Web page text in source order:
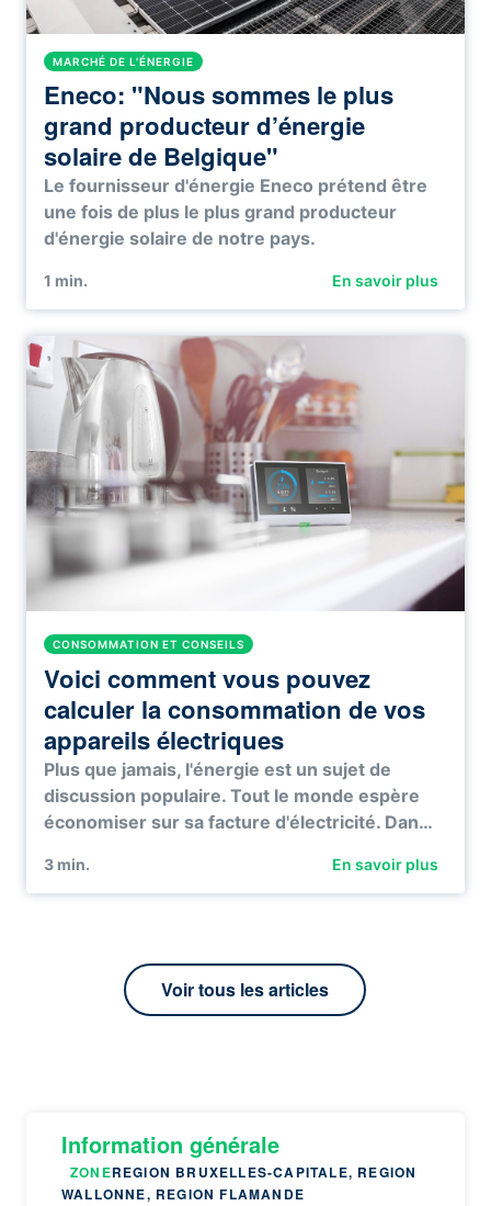
MARCHÉ DE L'ÉNERGIE
Eneco: "Nous sommes le plus
grand producteur d’énergie
solaire de Belgique"
Le fournisseur d'énergie Eneco prétend être
une fois de plus le plus grand producteur
d'énergie solaire de notre pays.
1 min. En savoir plus
CONSOMMATION ET CONSEILS
Voici comment vous pouvez
calculer la consommation de vos
appareils électriques
Plus que jamais, l'énergie est un sujet de
discussion populaire. Tout le monde espère
économiser sur sa facture d'électricité. Dan…
3 min. En savoir plus
Voir tous les articles
Information générale
ZONEREGION BRUXELLES-CAPITALE, REGION
WALLONNE, REGION FLAMANDE